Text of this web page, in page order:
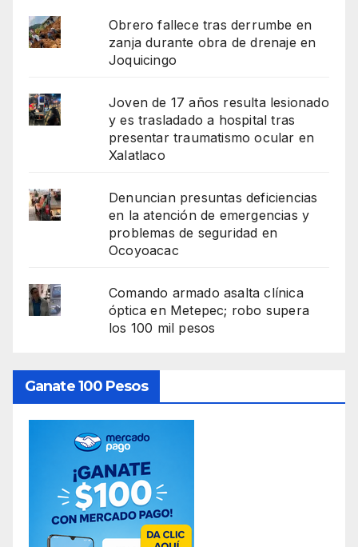
Obrero fallece tras derrumbe en
zanja durante obra de drenaje en
Joquicingo
Joven de 17 años resulta lesionado
y es trasladado a hospital tras
presentar traumatismo ocular en
Xalatlaco
Denuncian presuntas deficiencias
en la atención de emergencias y
problemas de seguridad en
Ocoyoacac
Comando armado asalta clínica
óptica en Metepec; robo supera
los 100 mil pesos
Ganate 100 Pesos